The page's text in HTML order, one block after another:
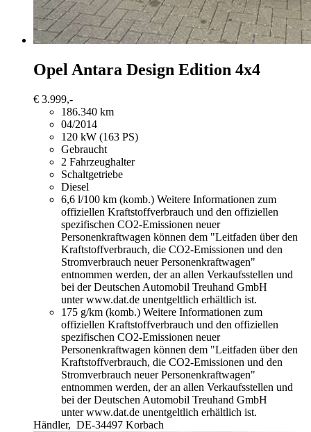
Opel Antara Design Edition 4x4
€ 3.999,-
186.340 km
04/2014
120 kW (163 PS)
Gebraucht
2 Fahrzeughalter
Schaltgetriebe
Diesel
6,6 l/100 km (komb.) Weitere Informationen zum
offiziellen Kraftstoffverbrauch und den offiziellen
spezifischen CO2-Emissionen neuer
Personenkraftwagen können dem "Leitfaden über den
Kraftstoffverbrauch, die CO2-Emissionen und den
Stromverbrauch neuer Personenkraftwagen"
entnommen werden, der an allen Verkaufsstellen und
bei der Deutschen Automobil Treuhand GmbH
unter www.dat.de unentgeltlich erhältlich ist.
175 g/km (komb.) Weitere Informationen zum
offiziellen Kraftstoffverbrauch und den offiziellen
spezifischen CO2-Emissionen neuer
Personenkraftwagen können dem "Leitfaden über den
Kraftstoffverbrauch, die CO2-Emissionen und den
Stromverbrauch neuer Personenkraftwagen"
entnommen werden, der an allen Verkaufsstellen und
bei der Deutschen Automobil Treuhand GmbH
unter www.dat.de unentgeltlich erhältlich ist.
Händler, DE-34497 Korbach